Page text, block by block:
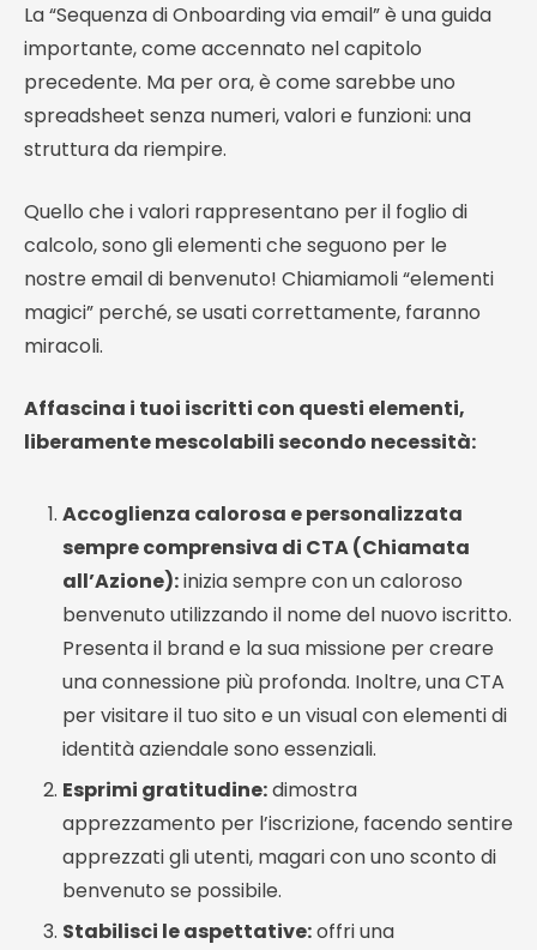
La “Sequenza di Onboarding via email” è una guida
importante, come accennato nel capitolo
precedente. Ma per ora, è come sarebbe uno
spreadsheet senza numeri, valori e funzioni: una
struttura da riempire.
Quello che i valori rappresentano per il foglio di
calcolo, sono gli elementi che seguono per le
nostre email di benvenuto! Chiamiamoli “elementi
magici” perché, se usati correttamente, faranno
miracoli.
Affascina i tuoi iscritti con questi elementi,
liberamente mescolabili secondo necessità:
Accoglienza calorosa e personalizzata
sempre comprensiva di CTA (Chiamata
all’Azione):inizia sempre con un caloroso
benvenuto utilizzando il nome del nuovo iscritto.
Presenta il brand e la sua missione per creare
una connessione più profonda. Inoltre, una CTA
per visitare il tuo sito e un visual con elementi di
identità aziendale sono essenziali.
Esprimi gratitudine:dimostra
apprezzamento per l’iscrizione, facendo sentire
apprezzati gli utenti, magari con uno sconto di
benvenuto se possibile.
Stabilisci le aspettative:offri una